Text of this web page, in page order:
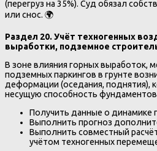
(перегруз на 35%). Суд обязал
или снос. 🌍
Раздел 20. Учёт техногенных
выработки, подземное
В зоне влияния горных выработок,
подземных паркингов в грунте
деформации (оседания, поднятия),
несущую способность
Получить данные о динамике
Выполнить прогноз
Выполнить совместный
учётом техногенных